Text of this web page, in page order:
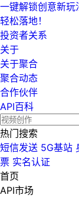
一键解锁创意新
轻松落地！
投资者关系
关于
关于聚合
聚合动态
合作伙伴
API百科
热门搜索
短信发送 5G基站
票 实名认证
首页
API市场